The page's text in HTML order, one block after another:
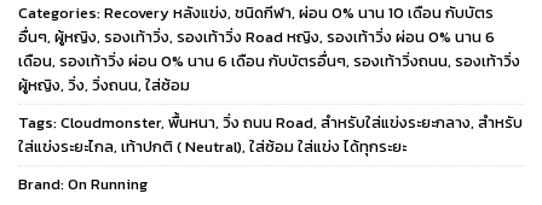
Categories:Recovery หลังแข่ง, ชนิดกีฬา, ผ่อน 0% นาน 10 เดือน กับบัตร
อื่นๆ, ผู้หญิง, รองเท้าวิ่ง, รองเท้าวิ่ง Road หญิง, รองเท้าวิ่ง ผ่อน 0% นาน 6
เดือน, รองเท้าวิ่ง ผ่อน 0% นาน 6 เดือน กับบัตรอื่นๆ, รองเท้าวิ่งถนน, รองเท้าวิ่ง
ผู้หญิง, วิ่ง, วิ่งถนน, ใส่ซ้อม
Tags:Cloudmonster, พื้นหนา, วิ่ง ถนน Road, สำหรับใส่แข่งระยะกลาง, สำหรับ
ใส่แข่งระยะไกล, เท้าปกติ ( Neutral), ใส่ซ้อม ใส่แข่ง ได้ทุกระยะ
Brand:On Running